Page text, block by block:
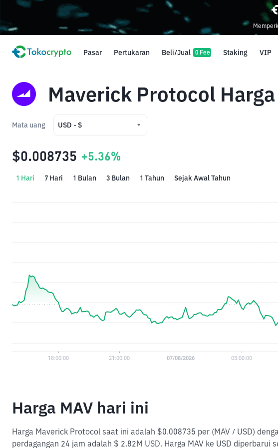
Pasar Pertukaran Beli/Jual 0 Fee Staking VIP
Maverick Protocol Harga
Mata uang USD - $
IDR - Rp
$0.008735 +5.36%
1 Hari 7 Hari 1 Bulan 3 Bulan 1 Tahun Sejak Awal Tahun
Harga MAV hari ini
Harga Maverick Protocol saat ini adalah $0.008735 per (MAV / USD)
perdagangan 24 jam adalah $ 2.82M USD. Harga MAV ke USD